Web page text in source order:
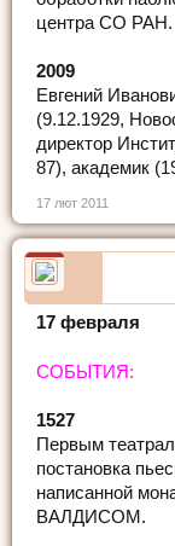
центра СО РАН.
2009
Евгений
(9.12.1929,
директор
87), академик
17 лют 2011
17 февраля
СОБЫТИЯ:
1527
Первым
постановка
написанной
ВАЛДИСОМ.